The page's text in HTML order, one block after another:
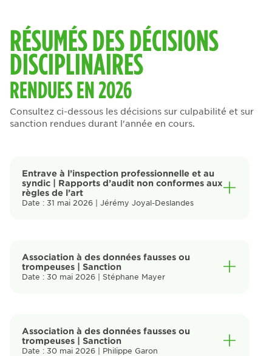
RÉSUMÉS DES DÉCISIONS
DISCIPLINAIRES
RENDUES EN 2026
Consultez ci-dessous les décisions sur culpabilité et sur
sanction rendues durant l'année en cours.
Entrave à l’inspection professionnelle et au
syndic | Rapports d’audit non conformes aux
règles de l’art
Date : 31 mai 2026 | Jérémy Joyal-Deslandes
Association à des données fausses ou
trompeuses | Sanction
Date : 30 mai 2026 | Stéphane Mayer
Association à des données fausses ou
trompeuses
Sanction
Date : 30 mai 2026 | Philippe Garon